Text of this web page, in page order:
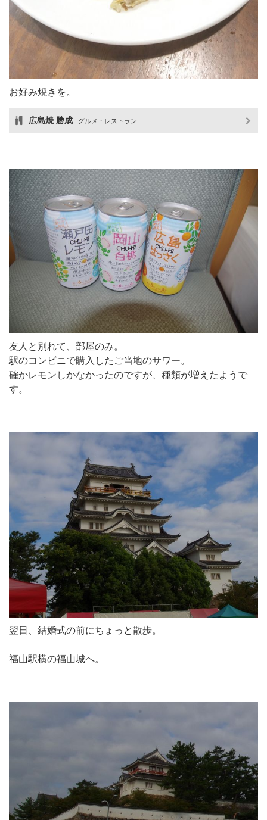
お好み焼きを。
広島焼 勝成 グルメ・レストラン
友人と別れて、部屋のみ。
駅のコンビニで購入したご当地のサワー。
確かレモンしかなかったのですが、種類が増えたようで
す。
翌日、結婚式の前にちょっと散歩。
福山駅横の福山城へ。